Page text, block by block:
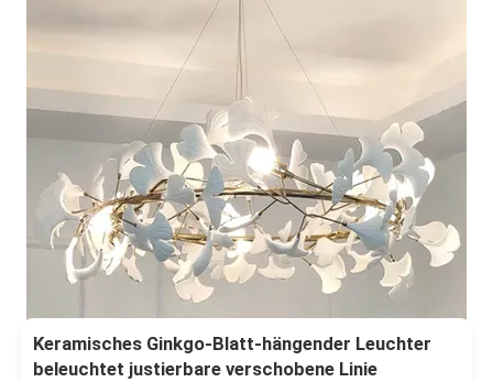
Keramisches Ginkgo-Blatt-hängender Leuchter
beleuchtet justierbare verschobene Linie